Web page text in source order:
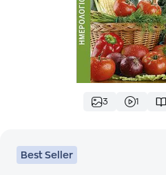
3 1
Best Seller